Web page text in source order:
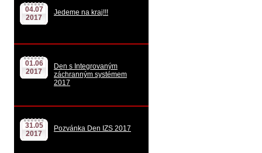
04.07
2017
Jedeme na kraj!!!
01.06
2017
Den s Integrovaným
záchranným systémem
2017
31.05
2017
Pozvánka Den IZS 2017